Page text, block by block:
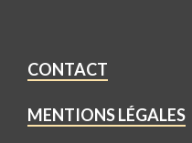
CONTACT
MENTIONS LÉGALES